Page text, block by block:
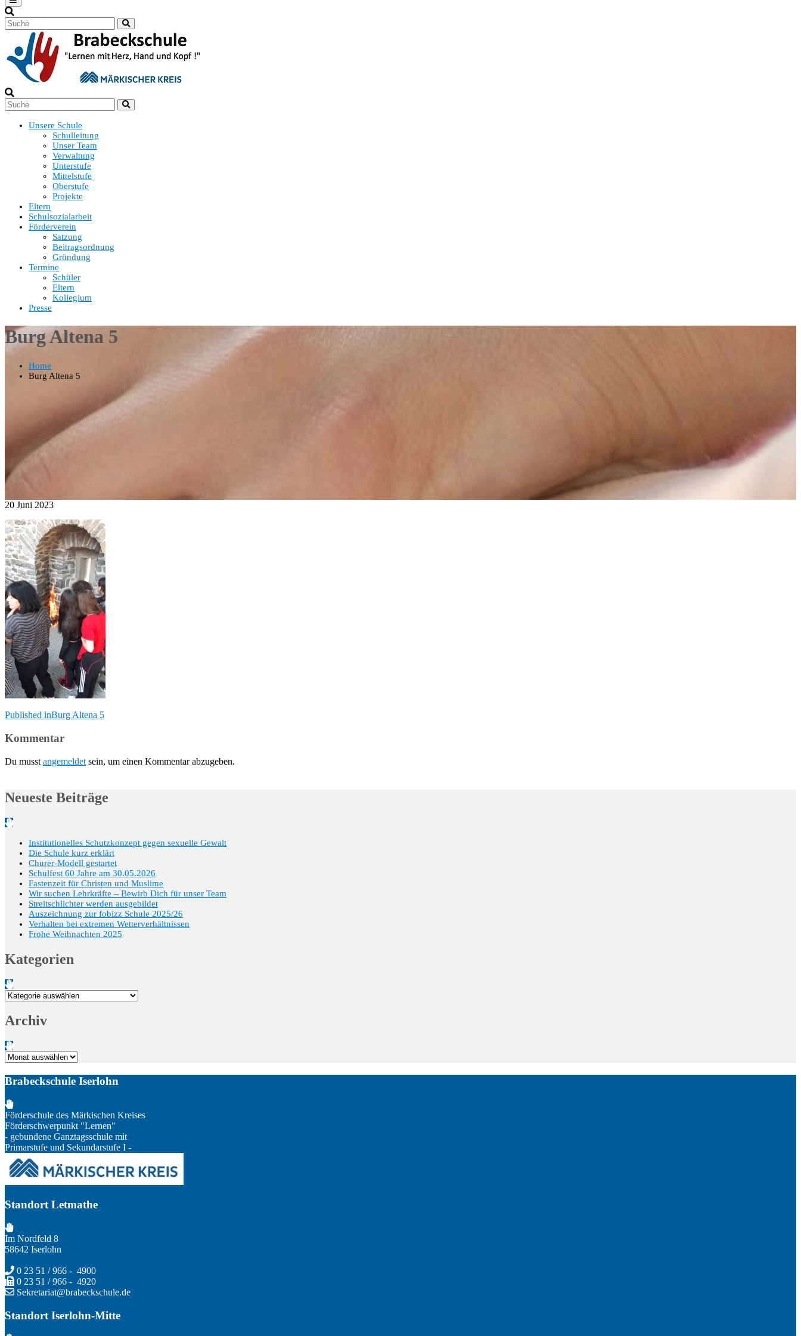
Unsere Schule
Schulleitung
Unser Team
Verwaltung
Unterstufe
Mittelstufe
Oberstufe
Projekte
Eltern
Schulsozialarbeit
Förderverein
Satzung
Beitragsordnung
Gründung
Termine
Schüler
Eltern
Kollegium
Presse
Burg Altena 5
Home
Burg Altena 5
20 Juni 2023
Beitragsnavigation
Published inBurg Altena 5
Kommentar
Du musst angemeldet sein, um einen Kommentar abzugeben.
Neueste Beiträge
Institutionelles Schutzkonzept gegen sexuelle Gewalt
Die Schule kurz erklärt
Churer-Modell gestartet
Schulfest 60 Jahre am 30.05.2026
Fastenzeit für Christen und Muslime
Wir suchen Lehrkräfte – Bewirb Dich für unser Team
Streitschlichter werden ausgebildet
Auszeichnung zur fobizz Schule 2025/26
Verhalten bei extremen Wetterverhältnissen
Frohe Weihnachten 2025
Kategorien
Kategorien
Archiv
Archiv
Brabeckschule Iserlohn
Förderschule des Märkischen Kreises
Förderschwerpunkt "Lernen"
- gebundene Ganztagsschule mit
Primarstufe und Sekundarstufe I -
Standort Letmathe
Im Nordfeld 8
58642 Iserlohn
0 23 51 / 966 - 4900
0 23 51 / 966 - 4920
Sekretariat@brabeckschule.de
Standort Iserlohn-Mitte